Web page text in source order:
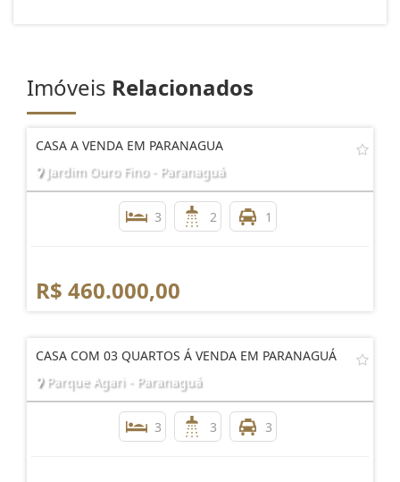
Imóveis Relacionados
CASA A VENDA EM PARANAGUA
Jardim Ouro Fino - Paranaguá
3 2 1
R$ 460.000,00
CASA COM 03 QUARTOS Á VENDA EM PARANAGUÁ
Parque Agari - Paranaguá
3 3 3